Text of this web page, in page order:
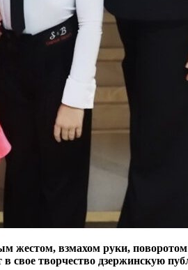
жестом, взмахом руки,
свое творчество дзержинскую